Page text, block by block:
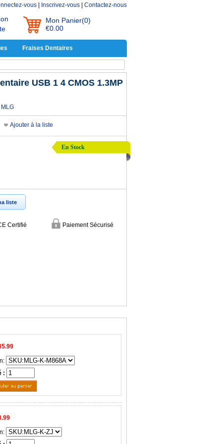
vous Inscrivez-vous Contactez-nous
Mon Panier(0)
€0.00
Fraises Dentaires
USB 1 4 CMOS 1.3MP
MLG
Ajouter à la liste
En Stock
liste
Certifié Paiement Sécurisé
: